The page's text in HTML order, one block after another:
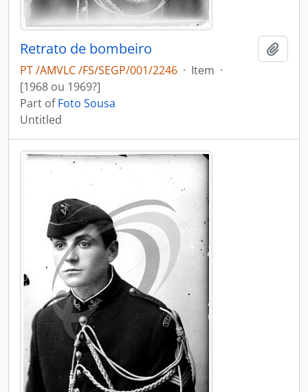
Retrato de bombeiro
PT /AMVLC /FS/SEGP/001/2246 · Item ·
[1968 ou 1969?]
Part ofFoto Sousa
Untitled